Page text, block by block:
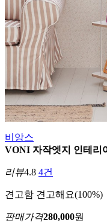
비앙스
VONI 자작엣지 인테리
리뷰4.8 4건
견고함 견고해요(100%)
판매가격280,000원